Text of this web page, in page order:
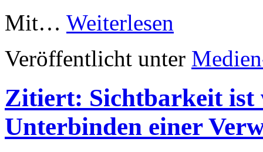
Mit… Weiterlesen
Veröffentlicht unter
Zitiert: Sichtbarkeit ist
Unterbinden einer